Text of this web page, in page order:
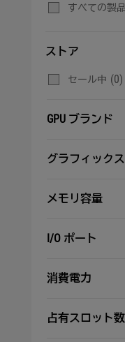
すべての製品
ストア
セール中 (0)
GPU ブランド
グラフィック
メモリ容量
I/O ポート
消費電力
占有スロット数